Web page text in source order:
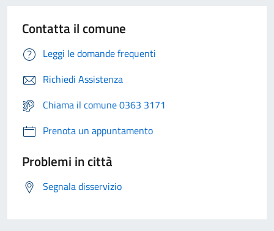
Contatta il comune
Leggi le domande frequenti
Richiedi Assistenza
Chiama il comune 0363 3171
Prenota un appuntamento
Problemi in città
Segnala disservizio